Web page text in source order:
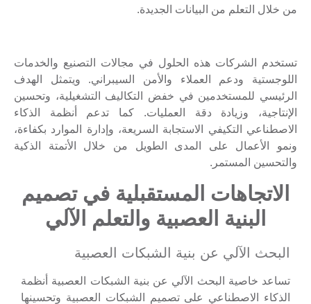
من خلال التعلم من البيانات الجديدة.
تستخدم الشركات هذه الحلول في مجالات التصنيع والخدمات
اللوجستية ودعم العملاء والأمن السيبراني. ويتمثل الهدف
الرئيسي للمستخدمين في خفض التكاليف التشغيلية، وتحسين
الإنتاجية، وزيادة دقة العمليات. كما تدعم أنظمة الذكاء
الاصطناعي التكيفي الاستجابة السريعة، وإدارة الموارد بكفاءة،
ونمو الأعمال على المدى الطويل من خلال الأتمتة الذكية
والتحسين المستمر.
الاتجاهات المستقبلية في تصميم
البنية العصبية والتعلم الآلي
البحث الآلي عن بنية الشبكات العصبية
تساعد خاصية البحث الآلي عن بنية الشبكات العصبية أنظمة
الذكاء الاصطناعي على تصميم الشبكات العصبية وتحسينها